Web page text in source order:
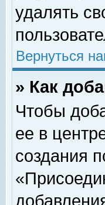
удалять
Вернуться
» Как
Чтобы
ее в
создания